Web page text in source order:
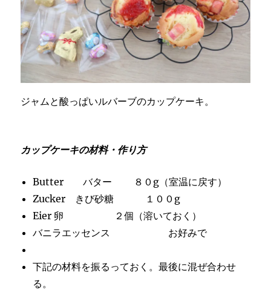
ジャムと酸っぱいルバーブのカップケーキ。
カップケーキの材料・作り方
Butter バター ８０g（室温に戻す）
Zucker きび砂糖 １００g
Eier 卵 ２個（溶いておく）
バニラエッセンス お好みで
下記の材料を振るっておく。最後に混ぜ合わせ
る。